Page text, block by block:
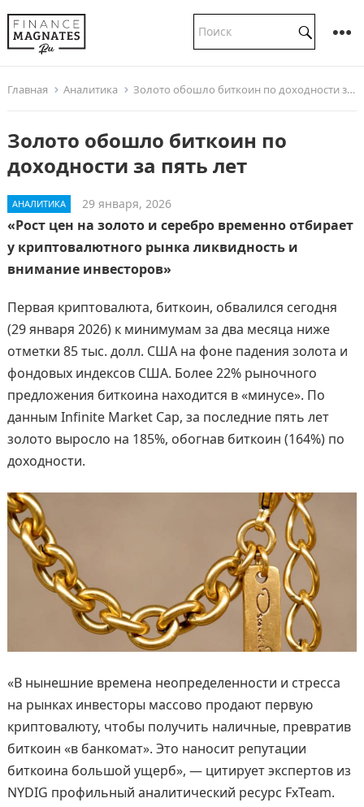
Главная Аналитика Золото обошло биткоин по доходности за пять лет
Золото обошло биткоин по
доходности за пять лет
АНАЛИТИКА 29 января, 2026
«Рост цен на золото и серебро временно отбирает
у криптовалютного рынка ликвидность и
внимание инвесторов»
Первая криптовалюта, биткоин, обвалился сегодня
(29 января 2026) к минимумам за два месяца ниже
отметки 85 тыс. долл. США на фоне падения золота и
фондовых индексов США. Более 22% рыночного
предложения биткоина находится в «минусе». По
данным Infinite Market Cap, за последние пять лет
золото выросло на 185%, обогнав биткоин (164%) по
доходности.
«В нынешние времена неопределенности и стресса
на рынках инвесторы массово продают первую
криптовалюту, чтобы получить наличные, превратив
биткоин «в банкомат». Это наносит репутации
биткоина большой ущерб», — цитирует экспертов из
NYDIG профильный аналитический ресурс FxTeam.